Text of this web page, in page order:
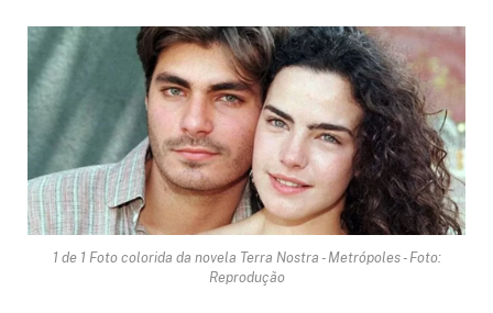
1 de 1 Foto colorida da novela Terra Nostra - Metrópoles - Foto:
Reprodução